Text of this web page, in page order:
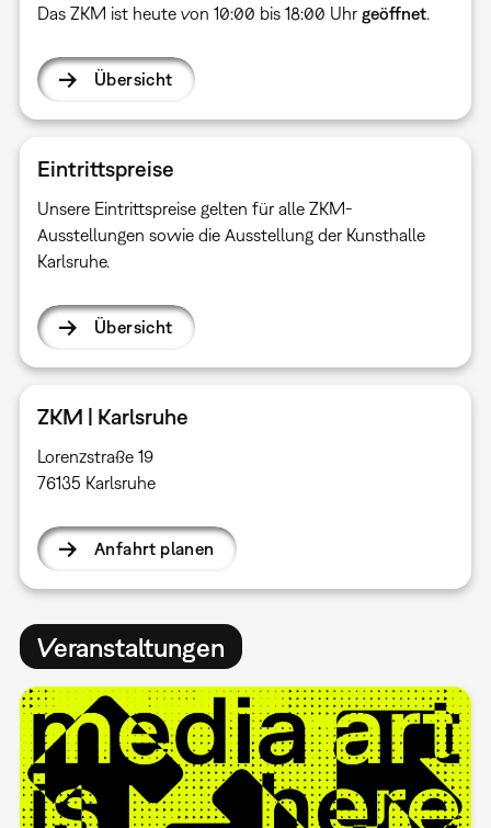
Das ZKM ist heute von 10:00 bis 18:00 Uhr geöffnet.
Übersicht
Eintrittspreise
Unsere Eintrittspreise gelten für alle ZKM-
Ausstellungen sowie die Ausstellung der Kunsthalle
Karlsruhe.
Übersicht
ZKM | Karlsruhe
Lorenzstraße 19
76135 Karlsruhe
Anfahrt planen
Veranstaltungen